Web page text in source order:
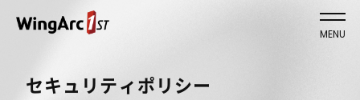
MENU
セキュリティポリシー